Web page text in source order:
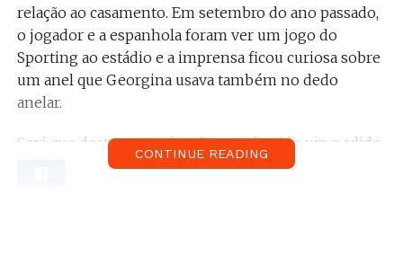
relação ao casamento. Em setembro do ano passado,
o jogador e a espanhola foram ver um jogo do
Sporting ao estádio e a imprensa ficou curiosa sobre
um anel que Georgina usava também no dedo
anelar.
Será que desta vez terá realmente havido um pedido
de casamento?
CONTINUE READING